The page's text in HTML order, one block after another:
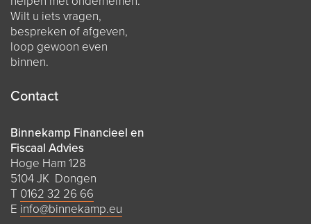
Wilt u iets vragen,
bespreken of afgeven,
loop gewoon even
binnen.
Contact
Binnekamp Financieel en
Fiscaal Advies
Hoge Ham 128
5104 JK Dongen
T 0162 32 26 66
E info@binnekamp.eu